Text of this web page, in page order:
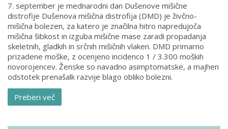
7. september je mednarodni dan Dušenove mišične
distrofije Dušenova mišična distrofija (DMD) je živčno-
mišična bolezen, za katero je značilna hitro napredujoča
mišična šibkost in izguba mišične mase zaradi propadanja
skeletnih, gladkih in srčnih mišičnih vlaken. DMD primarno
prizadene moške, z ocenjeno incidenco 1 / 3.300 moških
novorojencev. Ženske so navadno asimptomatske, a majhen
odstotek prenašalk razvije blago obliko bolezni.
Preberi več